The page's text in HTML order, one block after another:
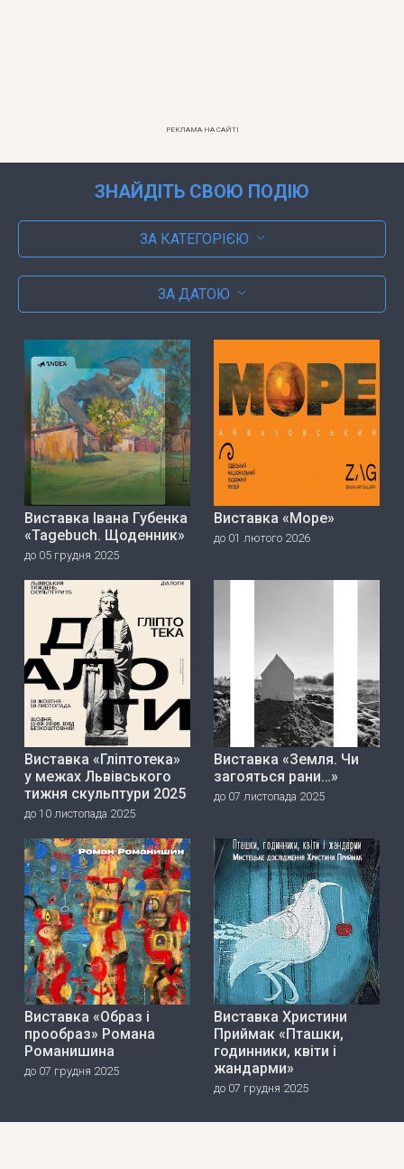
РЕКЛАМА НА САЙТІ
ЗНАЙДІТЬ СВОЮ ПОДІЮ
ЗА КАТЕГОРІЄЮ
ЗА ДАТОЮ
Виставка Івана Губенка
«Tagebuch. Щоденник»
до 05 грудня 2025
Виставка «Море»
до 01 лютого 2026
Виставка «Гліптотека»
у межах Львівського
тижня скульптури 2025
до 10 листопада 2025
Виставка «Земля. Чи
загояться рани…»
до 07 листопада 2025
Виставка «Образ і
прообраз» Романа
Романишина
до 07 грудня 2025
Виставка Христини
Приймак «Пташки,
годинники, квіти і
жандарми»
до 07 грудня 2025